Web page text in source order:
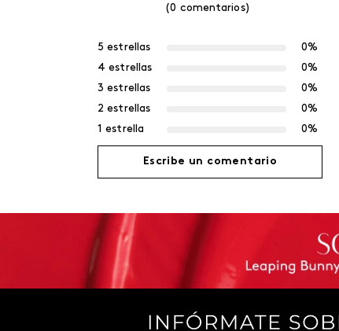
(0 comentarios)
5 estrellas
0%
4 estrellas
0%
3 estrellas
0%
2 estrellas
0%
1 estrella
0%
Escribe un comentario
Agregar comentario
Título